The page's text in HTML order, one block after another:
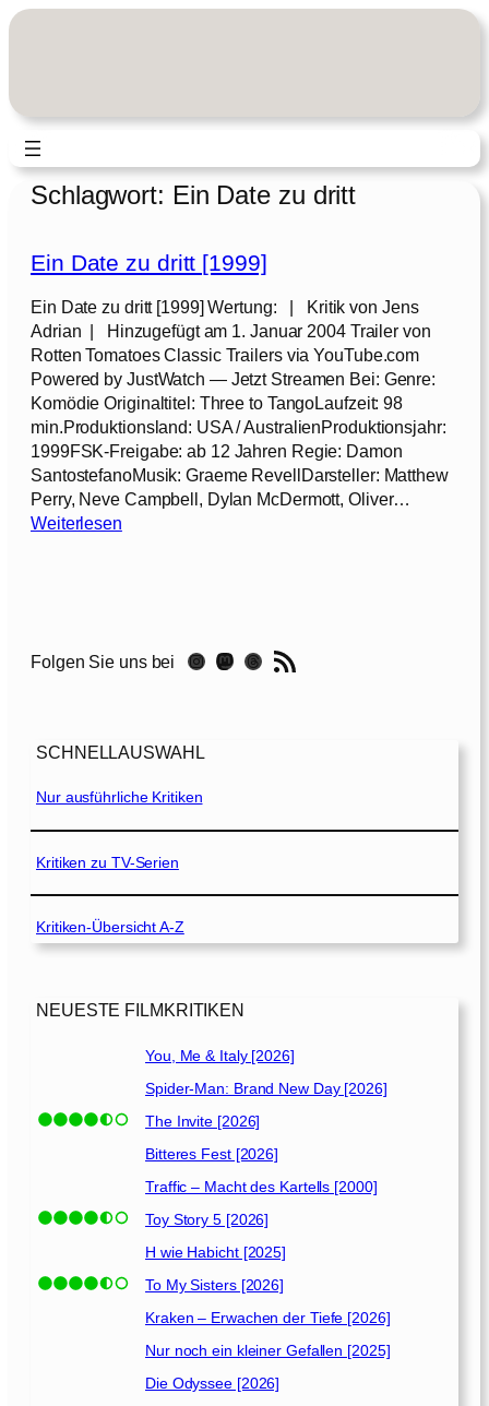
Zum
Schlagwort: Ein Date zu dritt
Ein Date zu dritt [1999]
Ein Date zu dritt [1999] Wertung: | Kritik von Jens
Adrian | Hinzugefügt am 1. Januar 2004 Trailer von
Rotten Tomatoes Classic Trailers via YouTube.com
Powered by JustWatch — Jetzt Streamen Bei: Genre:
Komödie Originaltitel: Three to TangoLaufzeit: 98
min.Produktionsland: USA / AustralienProduktionsjahr:
1999FSK-Freigabe: ab 12 Jahren Regie: Damon
SantostefanoMusik: Graeme RevellDarsteller: Matthew
Perry, Neve Campbell, Dylan McDermott, Oliver…
Weiterlesen:
t
d
i
t
t
9
9
Folgen Sie uns bei Instagram Mastodon Threads RSS-Feed
SCHNELLAUSWAHL
Nur ausführliche Kritiken
Kritiken zu TV-Serien
Kritiken-Übersicht A-Z
NEUESTE FILMKRITIKEN
You, Me & Italy [2026]
Spider-Man: Brand New Day [2026]
The Invite [2026]
Bitteres Fest [2026]
Traffic – Macht des Kartells [2000]
Toy Story 5 [2026]
H wie Habicht [2025]
To My Sisters [2026]
Kraken – Erwachen der Tiefe [2026]
Nur noch ein kleiner Gefallen [2025]
Die Odyssee [2026]